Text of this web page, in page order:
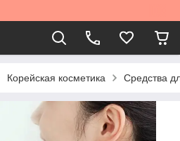
Корейская косметика Средства